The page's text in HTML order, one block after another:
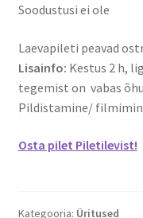
Soodustusi ei ole
Laevapileti peavad
Lisainfo: Kestus 2 h,
tegemist on vabas
Pildistamine/
Osta pilet Piletilevist!
Kategooria: Üritused